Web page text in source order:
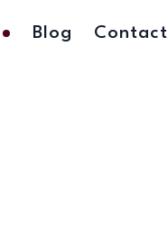
Blog Contact